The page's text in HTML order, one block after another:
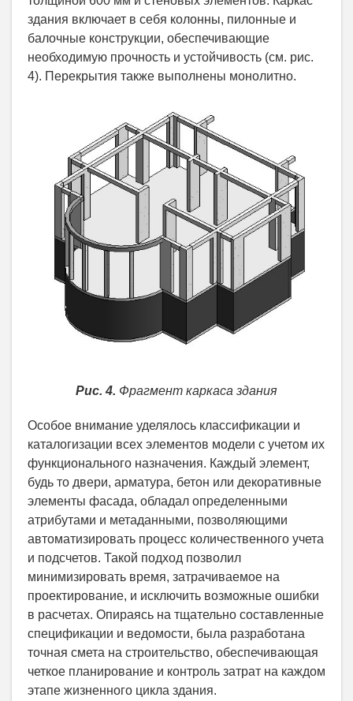
здания включает в себя колонны, пилонные и
балочные конструкции, обеспечивающие
необходимую прочность и устойчивость (см. рис.
4). Перекрытия также выполнены монолитно.
Рис. 4. Фрагмент каркаса здания
Особое внимание уделялось классификации и
каталогизации всех элементов модели с учетом их
функционального назначения. Каждый элемент,
будь то двери, арматура, бетон или декоративные
элементы фасада, обладал определенными
атрибутами и метаданными, позволяющими
автоматизировать процесс количественного учета
и подсчетов. Такой подход позволил
минимизировать время, затрачиваемое на
проектирование, и исключить возможные ошибки
в расчетах. Опираясь на тщательно составленные
спецификации и ведомости, была разработана
точная смета на строительство, обеспечивающая
четкое планирование и контроль затрат на каждом
этапе жизненного цикла здания.